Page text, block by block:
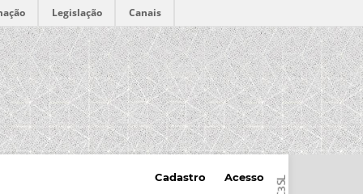
Legislação Canais
Cadastro Acesso